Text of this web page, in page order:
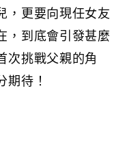
，更要向現任女友
，到底會引發甚麼
次挑戰父親的角
待！